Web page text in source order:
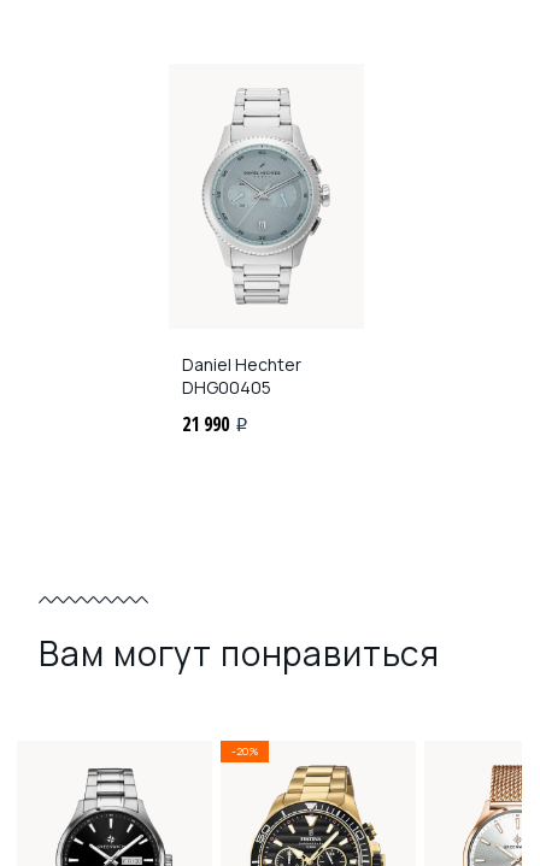
Daniel Hechter
DHG00405
21 990 i
Вам могут понравиться
-20%